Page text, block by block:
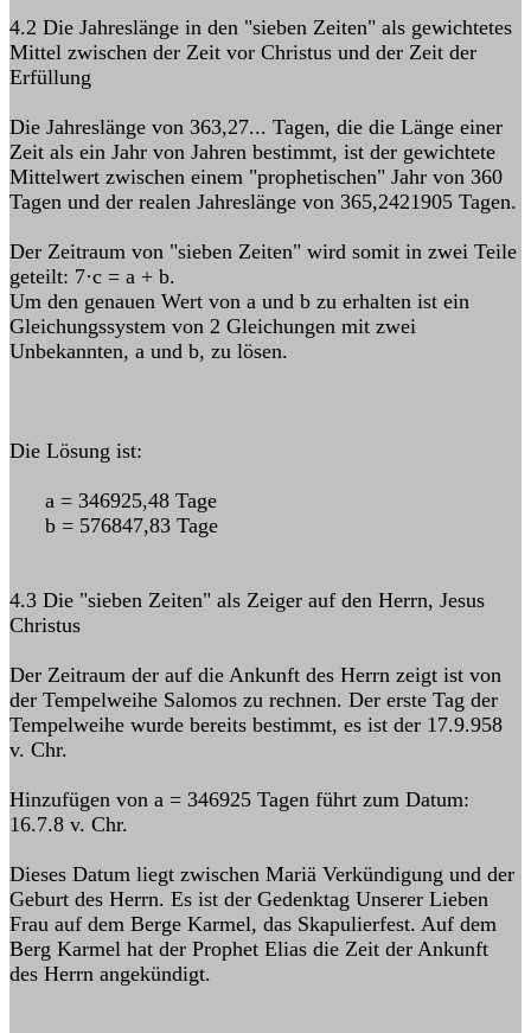
4.2 Die Jahreslänge in den "sieben Zeiten" als gewichtetes
Mittel zwischen der Zeit vor Christus und der Zeit der
Erfüllung
Die Jahreslänge von 363,27... Tagen, die die Länge einer
Zeit als ein Jahr von Jahren bestimmt, ist der gewichtete
Mittelwert zwischen einem "prophetischen" Jahr von 360
Tagen und der realen Jahreslänge von 365,2421905 Tagen.
Der Zeitraum von "sieben Zeiten" wird somit in zwei Teile
geteilt: 7·c = a + b.
Um den genauen Wert von a und b zu erhalten ist ein
Gleichungssystem von 2 Gleichungen mit zwei
Unbekannten, a und b, zu lösen.
Die Lösung ist:
a = 346925,48 Tage
b = 576847,83 Tage
4.3 Die "sieben Zeiten" als Zeiger auf den Herrn, Jesus
Christus
Der Zeitraum der auf die Ankunft des Herrn zeigt ist von
der Tempelweihe Salomos zu rechnen. Der erste Tag der
Tempelweihe wurde bereits bestimmt, es ist der 17.9.958
v. Chr.
Hinzufügen von a = 346925 Tagen führt zum Datum:
16.7.8 v. Chr.
Dieses Datum liegt zwischen Mariä Verkündigung und der
Geburt des Herrn. Es ist der Gedenktag Unserer Lieben
Frau auf dem Berge Karmel, das Skapulierfest. Auf dem
Berg Karmel hat der Prophet Elias die Zeit der Ankunft
des Herrn angekündigt.